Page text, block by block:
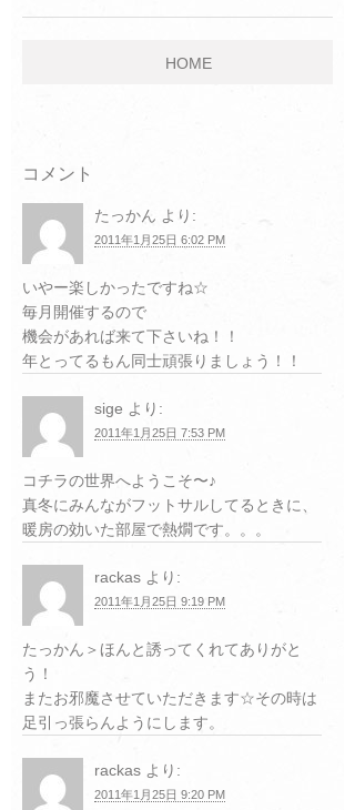
HOME
コメント
たっかん より:
2011年1月25日 6:02 PM
いやー楽しかったですね☆
毎月開催するので
機会があれば来て下さいね！！
年とってるもん同士頑張りましょう！！
sige より:
2011年1月25日 7:53 PM
コチラの世界へようこそ〜♪
真冬にみんながフットサルしてるときに、
暖房の効いた部屋で熱燗です。。。
rackas より:
2011年1月25日 9:19 PM
たっかん＞ほんと誘ってくれてありがと
う！
またお邪魔させていただきます☆その時は
足引っ張らんようにします。
rackas より:
2011年1月25日 9:20 PM